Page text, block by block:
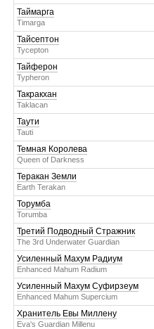
Таймарга
Timarga
Тайсептон
Tycepton
Тайферон
Typheron
Такракхан
Taklacan
Таути
Tauti
Темная Королева
Queen of Darkness
Теракан Земли
Earth Terakan
Торумба
Torumba
Третий Подводный Стражник
The 3rd Underwater Guardian
Усиленный Махум Радиум
Enhanced Mahum Radium
Усиленный Махум Суфирзеум
Enhanced Mahum Supercium
Хранитель Евы Миллену
Eva's Guardian Millenu